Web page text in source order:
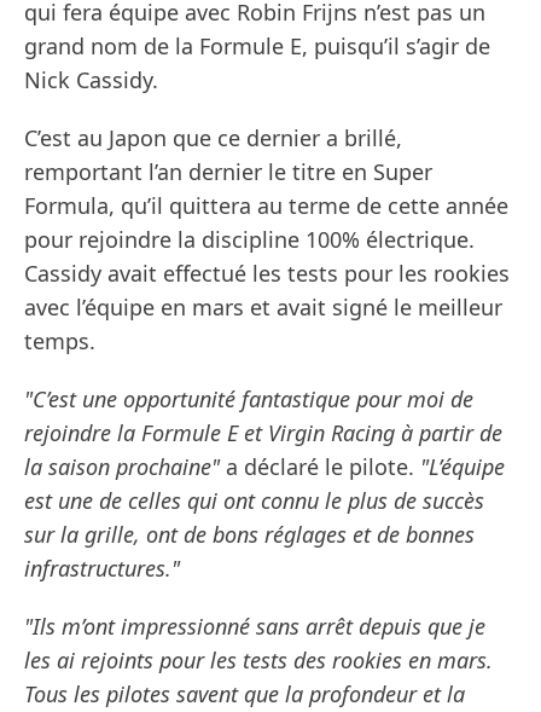
qui fera équipe avec Robin Frijns n’est pas un
grand nom de la Formule E, puisqu’il s’agir de
Nick Cassidy.
C’est au Japon que ce dernier a brillé,
remportant l’an dernier le titre en Super
Formula, qu’il quittera au terme de cette année
pour rejoindre la discipline 100% électrique.
Cassidy avait effectué les tests pour les rookies
avec l’équipe en mars et avait signé le meilleur
temps.
"C’est une opportunité fantastique pour moi de
rejoindre la Formule E et Virgin Racing à partir de
la saison prochaine" a déclaré le pilote. "L’équipe
est une de celles qui ont connu le plus de succès
sur la grille, ont de bons réglages et de bonnes
infrastructures."
"Ils m’ont impressionné sans arrêt depuis que je
les ai rejoints pour les tests des rookies en mars.
Tous les pilotes savent que la profondeur et la